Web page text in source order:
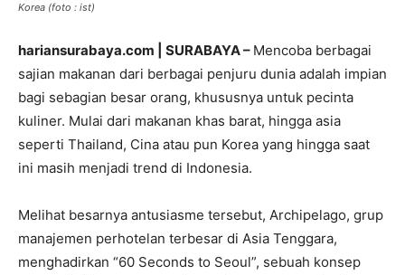
Korea (foto : ist)
hariansurabaya.com | SURABAYA – Mencoba berbagai
sajian makanan dari berbagai penjuru dunia adalah impian
bagi sebagian besar orang, khususnya untuk pecinta
kuliner. Mulai dari makanan khas barat, hingga asia
seperti Thailand, Cina atau pun Korea yang hingga saat
ini masih menjadi trend di Indonesia.
Melihat besarnya antusiasme tersebut, Archipelago, grup
manajemen perhotelan terbesar di Asia Tenggara,
menghadirkan “60 Seconds to Seoul”, sebuah konsep